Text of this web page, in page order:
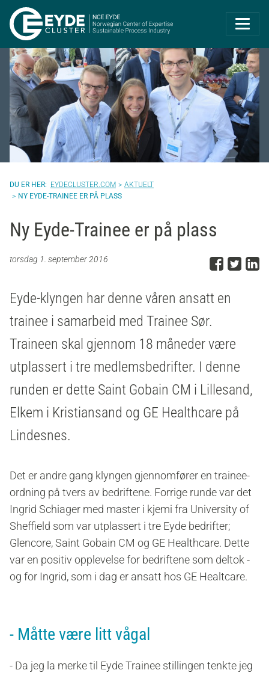
Eyde-Cluster |
EYDECLUSTER.COM
AKTUELT
NY EYDE-TRAINEE ER PÅ PLASS
Ny Eyde-Trainee er på plass
torsdag 1. september 2016 DelDel
Eyde-klyngen har denne våren ansatt en
trainee i samarbeid med Trainee Sør.
Traineen skal gjennom 18 måneder være
utplassert i tre medlemsbedrifter. I denne
runden er dette Saint Gobain CM i Lillesand,
Elkem i Kristiansand og GE Healthcare på
Lindesnes.
Det er andre gang klyngen gjennomfører en trainee-
ordning på tvers av bedriftene. Forrige runde var det
Ingrid Schiager med master i kjemi fra University of
Sheffield som var utplassert i tre Eyde bedrifter;
Glencore, Saint Gobain CM og GE Healthcare. Dette
var en positiv opplevelse for bedriftene som deltok -
og for Ingrid, som i dag er ansatt hos GE Healtcare.
- Måtte være litt vågal
- Da jeg la merke til Eyde Trainee stillingen tenkte jeg